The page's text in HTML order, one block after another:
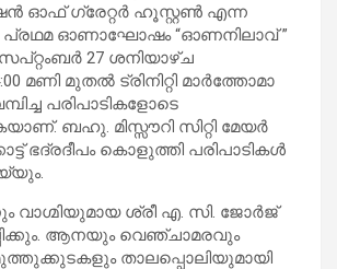
ഓഫ് ഗ്രേറ്റർ ഹൂസ്റ്റൺ എന്ന
ഓണാഘോഷം “ഓണനിലാവ് ”
27 ശനിയാഴ്ച
മണി മുതൽ ട്രിനിറ്റി മാർത്തോമാ
പരിപാടികളോടെ
ബഹു. മിസ്സൗറി സിറ്റി മേയർ
ഭദ്രദീപം കൊളുത്തി പരിപാടികൾ
ശ്രീ എ. സി. ജോർജ്
ആനയും വെഞ്ചാമരവും
താലപ്പൊലിയുമായി